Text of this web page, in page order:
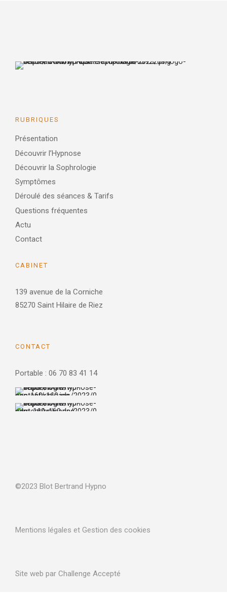
RUBRIQUES
Présentation
Découvrir l’Hypnose
Découvrir la Sophrologie
Symptômes
Déroulé des séances & Tarifs
Questions fréquentes
Actu
Contact
CABINET
139 avenue de la Corniche
85270 Saint Hilaire de Riez
CONTACT
Portable : 06 70 83 41 14
©2023 Blot Bertrand Hypno
Mentions légales et Gestion des cookies
Site web par Challenge Accepté